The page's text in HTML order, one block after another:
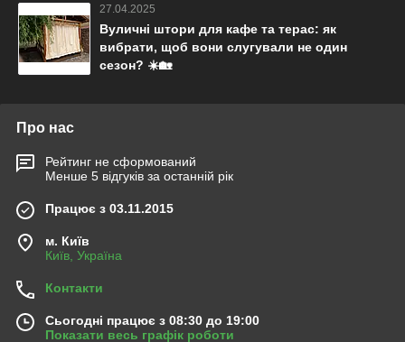
27.04.2025
Вуличні штори для кафе та терас: як
вибрати, щоб вони слугували не один
сезон? ☀️🏡
Про нас
Рейтинг не сформований
Менше 5 відгуків за останній рік
Працює з 03.11.2015
м. Київ
Київ, Україна
Контакти
Сьогодні працює з 08:30 до 19:00
Показати весь графік роботи